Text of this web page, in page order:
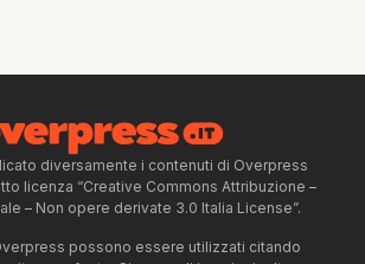
diversamente i contenuti di Overpress
licenza “Creative Commons Attribuzione –
– Non opere derivate 3.0 Italia License”.
possono essere utilizzati citando